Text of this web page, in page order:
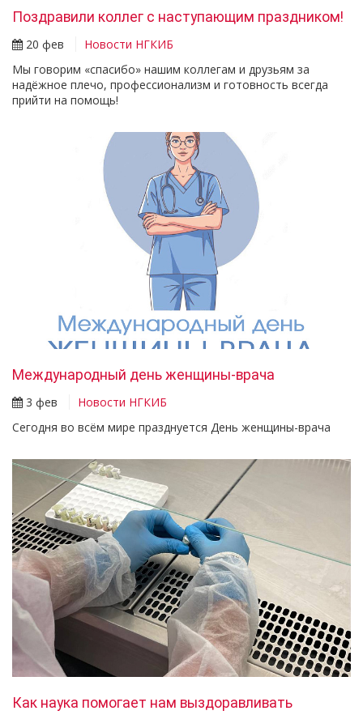
Поздравили коллег с наступающим праздником!
20 фев
Новости НГКИБ
Мы говорим «спасибо» нашим коллегам и друзьям за
надёжное плечо, профессионализм и готовность всегда
прийти на помощь!
Международный день женщины-врача
3 фев
Новости НГКИБ
Сегодня во всём мире празднуется День женщины-врача
Как наука помогает нам выздоравливать